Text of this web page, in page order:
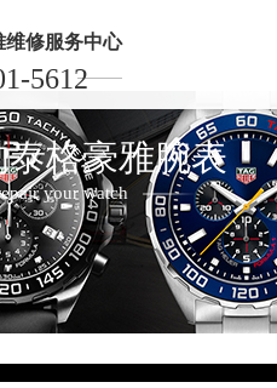
维修服务中心
5612
格豪雅腕表
your watch
网络优化升级公告
客户服务热线：400-801-5612